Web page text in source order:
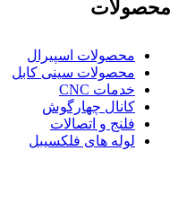
محصولات
محصولات اسپیرال
محصولات سینی کابل
خدمات CNC
کانال چهارگوش
فلنج و اتصالات
لوله های فلکسیبل